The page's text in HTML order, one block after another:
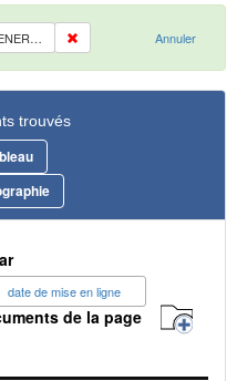
Auteur moral: "CONSEIL GENERAL DU GENIE RURAL, DES EAUX ET DES FORETS (CGGREF)" Annuler
trouvés
date de mise en ligne
de la page